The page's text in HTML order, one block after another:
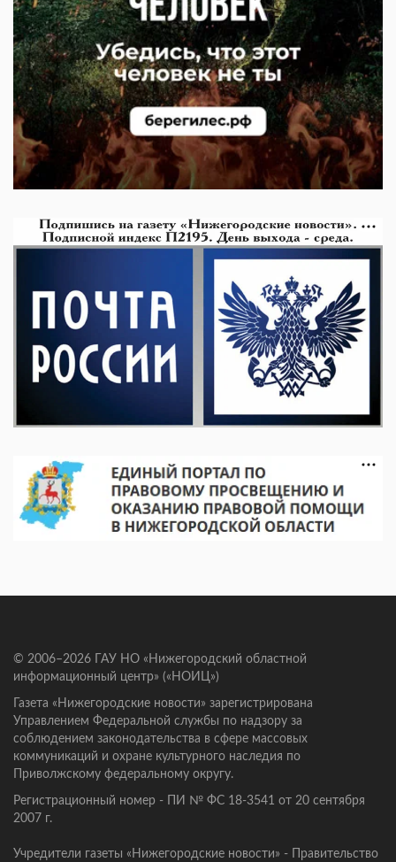
© 2006–2026 ГАУ НО «Нижегородский областной
информационный центр» («НОИЦ»)
Газета «Нижегородские новости» зарегистрирована
Управлением Федеральной службы по надзору за
соблюдением законодательства в сфере массовых
коммуникаций и охране культурного наследия по
Приволжскому федеральному округу.
Регистрационный номер - ПИ № ФС 18-3541 от 20 сентября
2007 г.
Учредители газеты «Нижегородские новости» - Правительство